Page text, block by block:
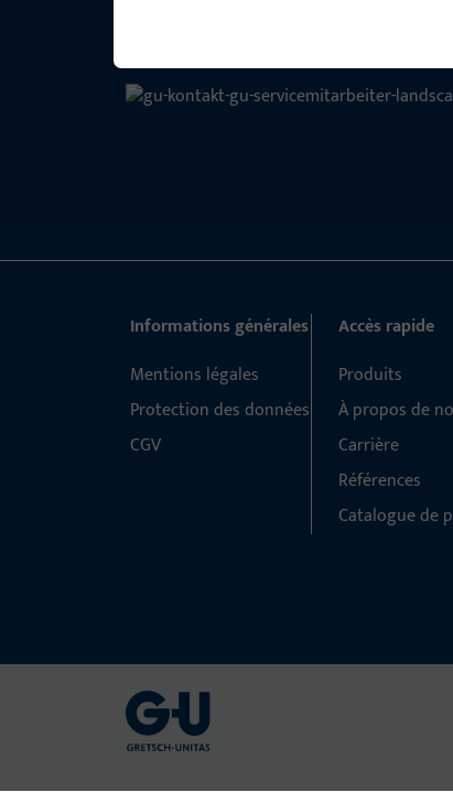
Informations générales
Mentions légales
Protection des données
CGV
Accès rapide
Produits
À propos de
Carrière
Références
Catalogue de